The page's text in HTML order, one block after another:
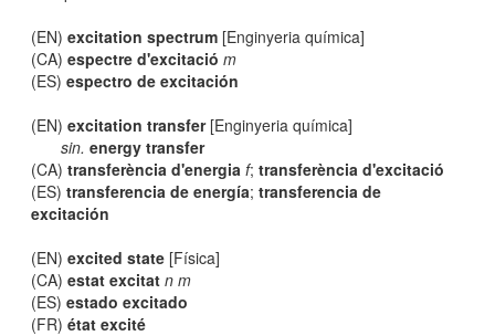
(EN)excitation spectrum [Enginyeria química]
(CA)espectre d'excitació m
(ES)espectro de excitación
(EN)excitation transfer[Enginyeria química]
sin. energy transfer
(CA)transferència d'energia f;transferència d'excitació
(ES)transferencia de energía;transferencia de
excitación
(EN)excited state [Física]
(CA)estat excitat n m
(ES)estado excitado
(FR)état excité